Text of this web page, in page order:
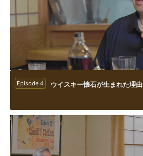
Episode 4 ウイスキー懐石が生まれた理由